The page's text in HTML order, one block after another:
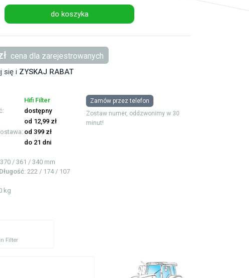
do koszyka
cena dla zarejestrowanych
się i ZYSKAJ RABAT
Hifi Filter
dostępny
od 12,99 zł
od 399 zł
do 21 dni
/ 361 / 340 mm
: 222 / 174 / 107
kg
Zamów przez telefon
Zostaw numer, oddzwonimy w 30
minut!
Filter